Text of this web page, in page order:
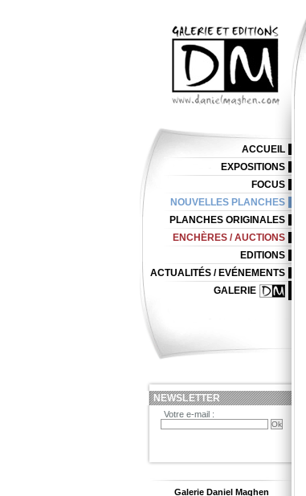
ACCUEIL
EXPOSITIONS
FOCUS
NOUVELLES PLANCHES
PLANCHES ORIGINALES
ENCHÈRES / AUCTIONS
EDITIONS
ACTUALITÉS / EVÉNEMENTS
GALERIE
NEWSLETTER
Votre e-mail :
Galerie Daniel Maghen